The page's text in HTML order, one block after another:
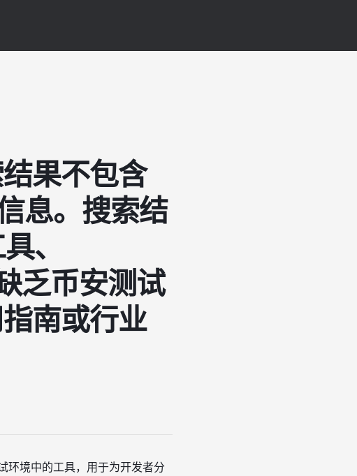
果不包含
息。搜索结
、
乏币安测试
南或行业
环境中的工具，用于为开发者分